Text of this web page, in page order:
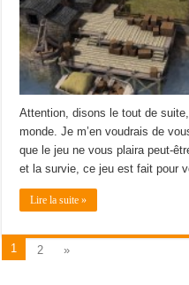
Attention, disons le tout de
monde. Je m’en voudrais de
que le jeu ne vous plaira peut-
et la survie, ce jeu est fait pour
Lire la suite »
1 2 »